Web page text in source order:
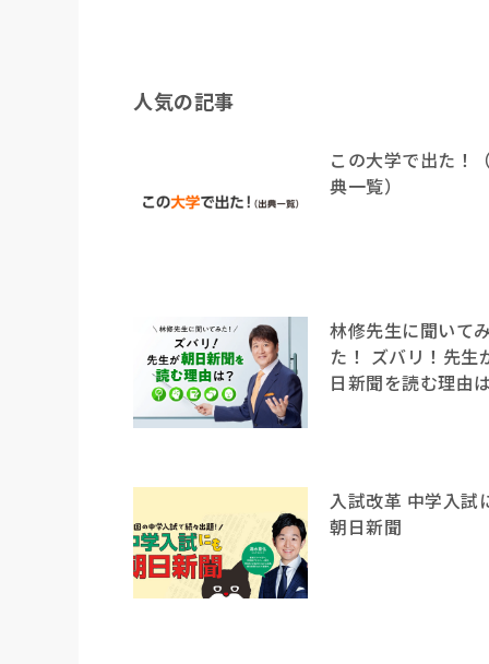
人気の記事
この大学で出た！
典一覧）
林修先生に聞いて
た！ ズバリ！先生
日新聞を読む理由
入試改革 中学入試
朝日新聞